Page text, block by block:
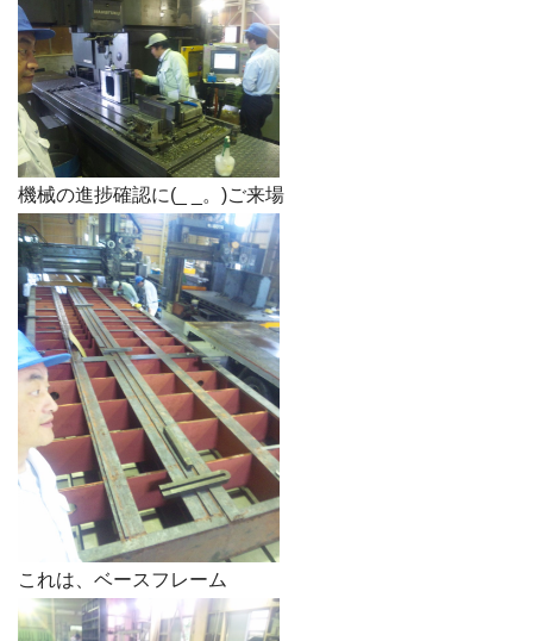
機械の進捗確認に(_ _。)ご来場
これは、ベースフレーム